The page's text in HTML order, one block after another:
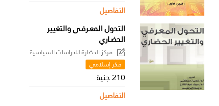
التفاصيل
التحول المعـرفـي والتغيير
الحضـاري
مركز الحضارة للدراسات السياسية
فكر إسلامي
210 جنية
التفاصيل